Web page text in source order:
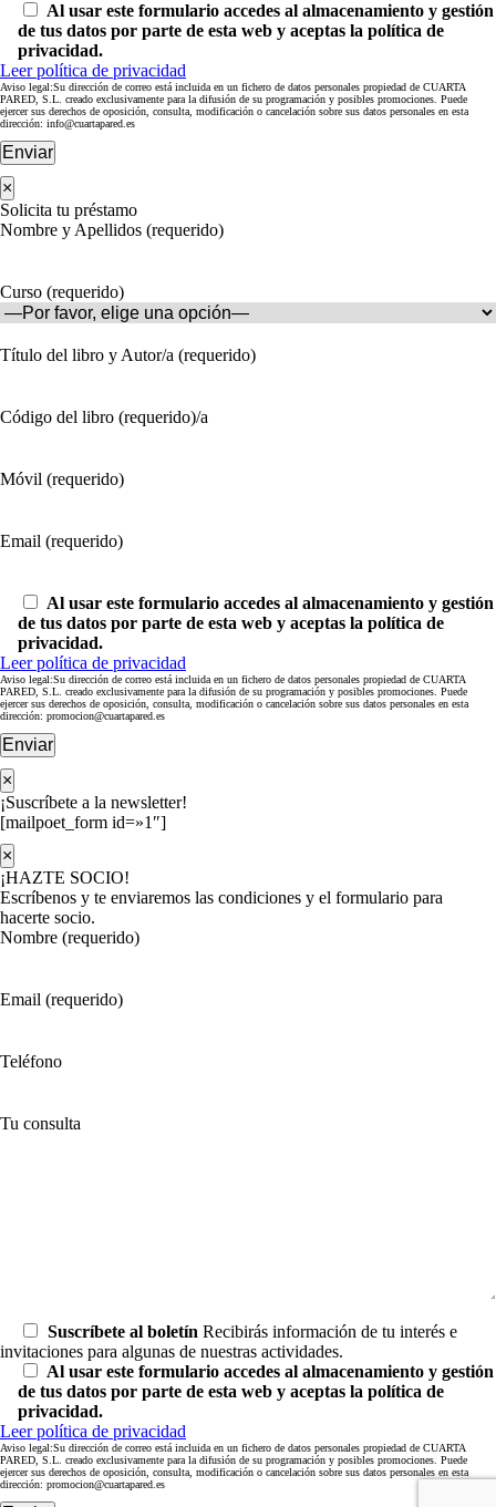
Al usar este formulario accedes al almacenamiento y gestión
de tus datos por parte de esta web y aceptas la política de
privacidad.
Leer política de privacidad
Aviso legal:Su dirección de correo está incluida en un fichero de datos personales propiedad de CUARTA
PARED, S.L. creado exclusivamente para la difusión de su programación y posibles promociones. Puede
ejercer sus derechos de oposición, consulta, modificación o cancelación sobre sus datos personales en esta
dirección: info@cuartapared.es
Enviar
×
Solicita tu préstamo
Nombre y Apellidos (requerido)
Curso (requerido)
Título del libro y Autor/a (requerido)
Código del libro (requerido)/a
Móvil (requerido)
Email (requerido)
Al usar este formulario accedes al almacenamiento y gestión
de tus datos por parte de esta web y aceptas la política de
privacidad.
Leer política de privacidad
Aviso legal:Su dirección de correo está incluida en un fichero de datos personales propiedad de CUARTA
PARED, S.L. creado exclusivamente para la difusión de su programación y posibles promociones. Puede
ejercer sus derechos de oposición, consulta, modificación o cancelación sobre sus datos personales en esta
dirección: promocion@cuartapared.es
Enviar
×
¡Suscríbete a la newsletter!
[mailpoet_form id=»1″]
×
¡HAZTE SOCIO!
Escríbenos y te enviaremos las condiciones y el formulario para
hacerte socio.
Nombre (requerido)
Email (requerido)
Teléfono
Tu consulta
Suscríbete al boletín Recibirás información de tu interés e
invitaciones para algunas de nuestras actividades.
Al usar este formulario accedes al almacenamiento y gestión
de tus datos por parte de esta web y aceptas la política de
privacidad.
Leer política de privacidad
Aviso legal:Su dirección de correo está incluida en un fichero de datos personales propiedad de CUARTA
PARED, S.L. creado exclusivamente para la difusión de su programación y posibles promociones. Puede
ejercer sus derechos de oposición, consulta, modificación o cancelación sobre sus datos personales en esta
dirección: promocion@cuartapared.es